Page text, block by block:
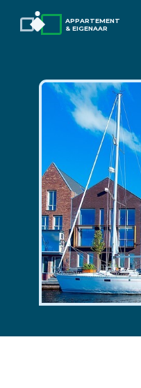
APPARTEMENT
& EIGENAAR